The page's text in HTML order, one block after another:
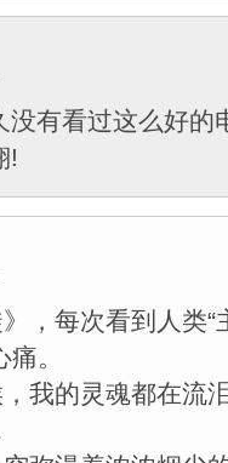
没有看过这么好的
!
，每次看到人类“
。
我的灵魂都在流